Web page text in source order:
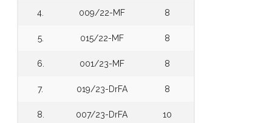
4. 009/22-MF 8
5. 015/22-MF 8
6. 001/23-MF 8
7. 019/23-DrFA 8
8. 007/23-DrFA 10